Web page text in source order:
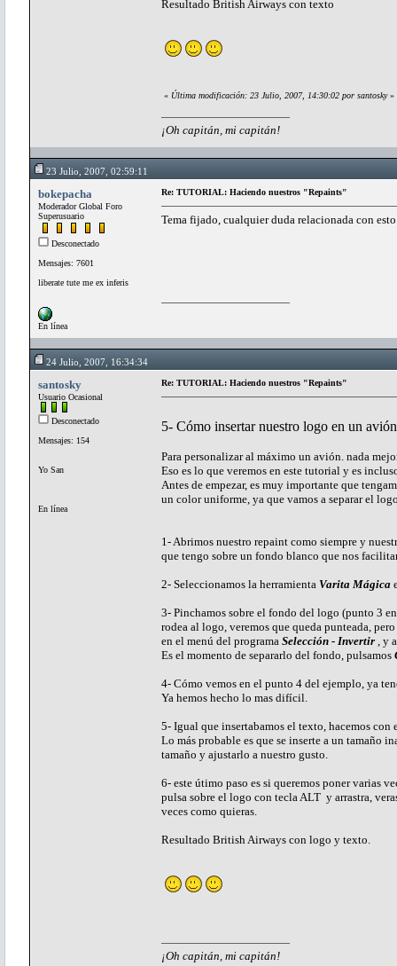
Resultado British Airways con texto
« Última modificación: 23 Julio, 2007, 14:30:02 por santosky»
¡Oh capitán, mi capitán!
23 Julio, 2007, 02:59:11
bokepacha
Moderador Global Foro
Superusuario
Desconectado
Mensajes: 7601
liberate tute me ex inferis
En línea
Re: TUTORIAL: Haciendo nuestros "Repaints"
Tema fijado, cualquier duda relacionada con
24 Julio, 2007, 16:34:34
santosky
Usuario Ocasional
Desconectado
Mensajes: 154
Yo San
En línea
Re: TUTORIAL: Haciendo nuestros "Repaints"
5- Cómo insertar nuestro logo en un avión
Para personalizar al máximo un avión. nada
Eso es lo que veremos en este tutorial y es
Antes de empezar, es muy importante que
un color uniforme, ya que vamos a separar el
1- Abrimos nuestro repaint como siempre y
que tengo sobre un fondo blanco que nos
2- Seleccionamos la herramienta Varita Mágica
3- Pinchamos sobre el fondo del logo (punto 3
rodea al logo, veremos que queda punteada,
en el menú del programa Selección - Invertir , y
Es el momento de separarlo del fondo, pulsamos
4- Cómo vemos en el punto 4 del ejemplo, ya
Ya hemos hecho lo mas difícil.
5- Igual que insertabamos el texto, hacemos con
Lo más probable es que se inserte a un tamaño
tamaño y ajustarlo a nuestro gusto.
6- este útimo paso es si queremos poner varias
pulsa sobre el logo con tecla ALT y arrastra,
veces como quieras.
Resultado British Airways con logo y texto.
¡Oh capitán, mi capitán!